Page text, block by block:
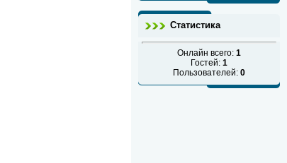
Статистика
Онлайн всего: 1
Гостей: 1
Пользователей: 0